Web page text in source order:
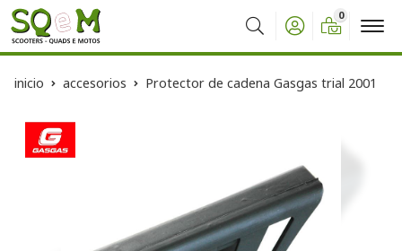
Buscar
0
inicio accesorios Protector de cadena Gasgas trial 2001